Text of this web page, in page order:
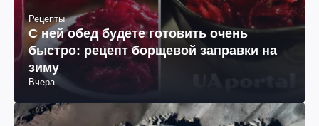
Рецепты
С ней обед будете готовить очень
быстро: рецепт борщевой заправки на
зиму
Вчера